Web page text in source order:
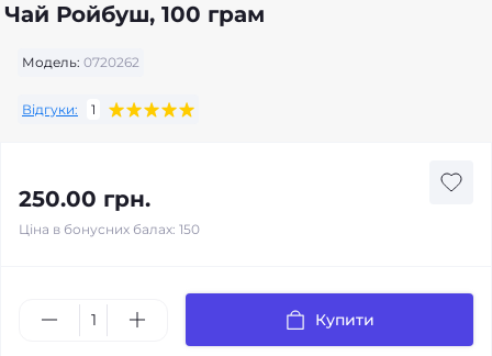
Чай Ройбуш, 100 грам
Модель: 0720262
Відгуки: 1
250.00 грн.
Ціна в бонусних балах: 150
Купити